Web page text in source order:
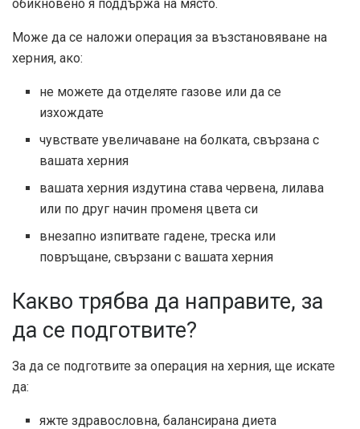
обикновено я поддържа на място.
Може да се наложи операция за възстановяване на
херния, ако:
не можете да отделяте газове или да се
изхождате
чувствате увеличаване на болката, свързана с
вашата херния
вашата херния издутина става червена, лилава
или по друг начин променя цвета си
внезапно изпитвате гадене, треска или
повръщане, свързани с вашата херния
Какво трябва да направите, за
да се подготвите?
За да се подготвите за операция на херния, ще искате
да:
яжте здравословна, балансирана диета